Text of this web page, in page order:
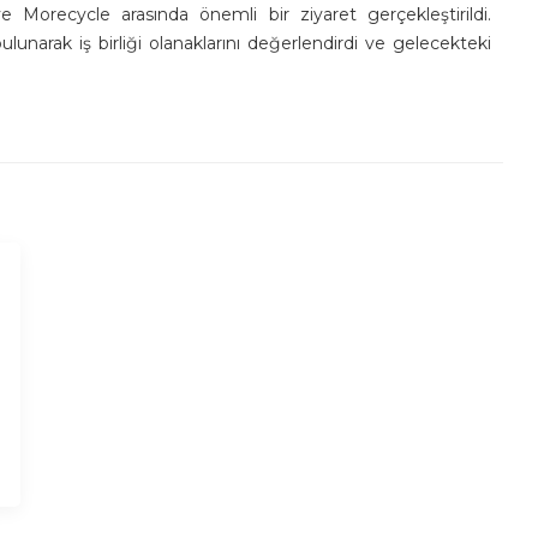
Morecycle arasında önemli bir ziyaret gerçekleştirildi.
iş birliği olanaklarını değerlendirdi ve gelecekteki